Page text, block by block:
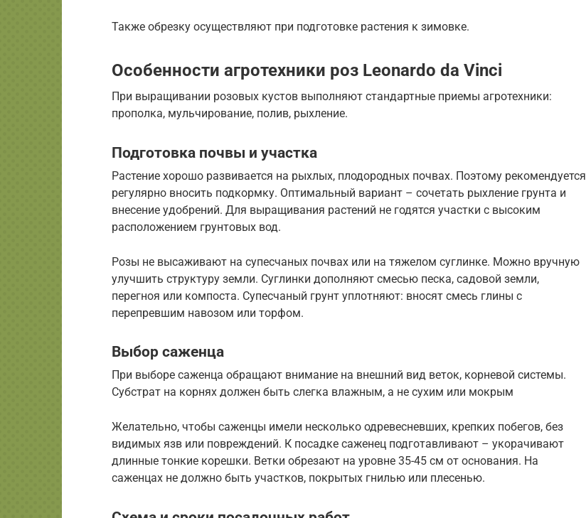
Также обрезку осуществляют при подготовке растения к зимовке.
Особенности агротехники роз Leonardo da Vinci
При выращивании розовых кустов выполняют стандартные приемы агротехники:
прополка, мульчирование, полив, рыхление.
Подготовка почвы и участка
Растение хорошо развивается на рыхлых, плодородных почвах. Поэтому рекомендуется
регулярно вносить подкормку. Оптимальный вариант – сочетать рыхление грунта и
внесение удобрений. Для выращивания растений не годятся участки с высоким
расположением грунтовых вод.
Розы не высаживают на супесчаных почвах или на тяжелом суглинке. Можно вручную
улучшить структуру земли. Суглинки дополняют смесью песка, садовой земли,
перегноя или компоста. Супесчаный грунт уплотняют: вносят смесь глины с
перепревшим навозом или торфом.
Выбор саженца
При выборе саженца обращают внимание на внешний вид веток, корневой системы.
Субстрат на корнях должен быть слегка влажным, а не сухим или мокрым
Желательно, чтобы саженцы имели несколько одревесневших, крепких побегов, без
видимых язв или повреждений. К посадке саженец подготавливают – укорачивают
длинные тонкие корешки. Ветки обрезают на уровне 35-45 см от основания. На
саженцах не должно быть участков, покрытых гнилью или плесенью.